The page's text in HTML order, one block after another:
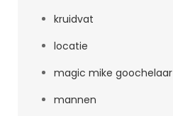
kruidvat
locatie
magic mike goochelaar
mannen